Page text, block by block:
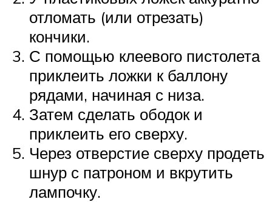
отломать (или отрезать)
кончики.
С помощью клеевого пистолета
приклеить ложки к баллону
рядами, начиная с низа.
Затем сделать ободок и
приклеить его сверху.
Через отверстие сверху продеть
шнур с патроном и вкрутить
лампочку.